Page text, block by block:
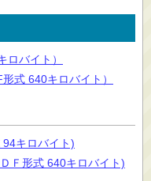
バイト）
式 640キロバイト）
キロバイト)
Ｆ形式 640キロバイト)